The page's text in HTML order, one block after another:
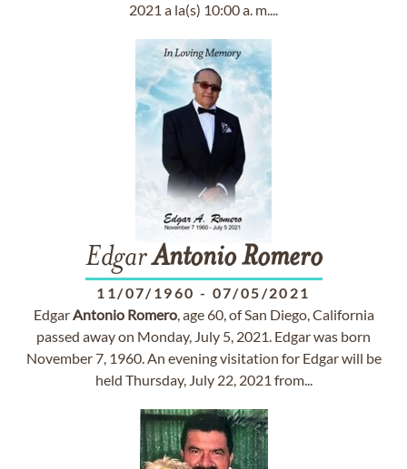
2021 a la(s) 10:00 a. m....
EdgarAntonio Romero
11/07/1960 - 07/05/2021
EdgarAntonio Romero, age 60, of San Diego, California
passed away on Monday, July 5, 2021. Edgar was born
November 7, 1960. An evening visitation for Edgar will be
held Thursday, July 22, 2021 from...